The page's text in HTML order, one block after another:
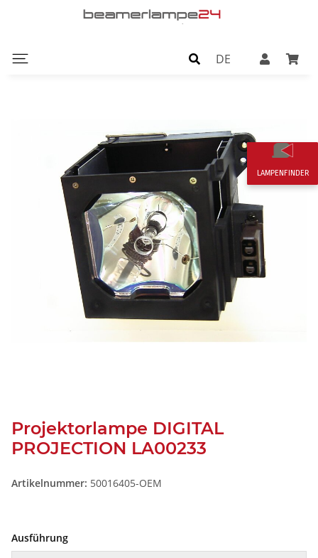
DE
Projektorlampe DIGITAL
PROJECTION LA00233
Artikelnummer: 50016405-OEM
Ausführung
LAMPENFINDER